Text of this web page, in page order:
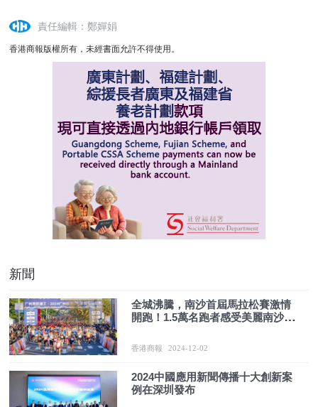
責任編輯：鄭嬋娟
香港商報版權所有，未經書面允許不得使用。
新聞
全城沸騰，南沙首屆馬拉松賽激情
開跑！1.5萬名跑者感受美麗南沙賽
香港商報 2024-12-02
2024中國應用新聞傳播十大創新案
例在深圳發布